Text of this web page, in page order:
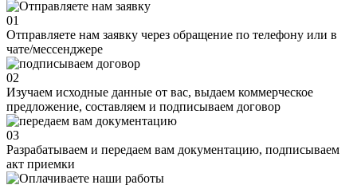
01
Отправляете нам заявку через обращение по телефону или в
чате/мессенджере
02
Изучаем исходные данные от вас, выдаем коммерческое
предложение, составляем и подписываем договор
03
Разрабатываем и передаем вам документацию, подписываем
акт приемки